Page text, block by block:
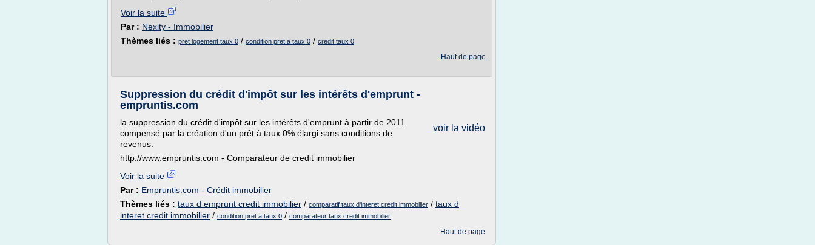
Voir la suite
Par : Nexity - Immobilier
Thèmes liés : pret logement taux 0 / condition pret a taux 0 / credit taux 0
Haut de page
Suppression du crédit d'impôt sur les intérêts d'emprunt -
empruntis.com
voir la vidéo
la suppression du crédit d'impôt sur les intérêts d'emprunt à partir de 2011
compensé par la création d'un prêt à taux 0% élargi sans conditions de
revenus.
http://www.empruntis.com - Comparateur de credit immobilier
Voir la suite
Par : Empruntis.com - Crédit immobilier
Thèmes liés : taux d emprunt credit immobilier / comparatif taux d'interet credit immobilier / taux d
interet credit immobilier / condition pret a taux 0 / comparateur taux credit immobilier
Haut de page